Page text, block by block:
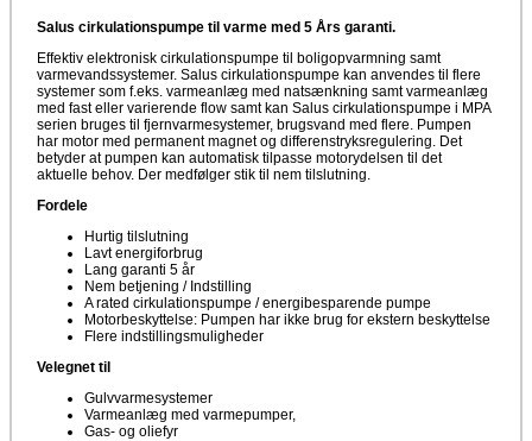
Salus cirkulationspumpe til varme med 5 Års garanti.
Effektiv elektronisk cirkulationspumpe til boligopvarmning samt
varmevandssystemer. Salus cirkulationspumpe kan anvendes til flere
systemer som f.eks. varmeanlæg med natsænkning samt varmeanlæg
med fast eller varierende flow samt kan Salus cirkulationspumpe i MPA
serien bruges til fjernvarmesystemer, brugsvand med flere. Pumpen
har motor med permanent magnet og differenstryksregulering. Det
betyder at pumpen kan automatisk tilpasse motorydelsen til det
aktuelle behov. Der medfølger stik til nem tilslutning.
Fordele
Hurtig tilslutning
Lavt energiforbrug
Lang garanti 5 år
Nem betjening / Indstilling
A rated cirkulationspumpe / energibesparende pumpe
Motorbeskyttelse: Pumpen har ikke brug for ekstern beskyttelse
Flere indstillingsmuligheder
Velegnet til
Gulvvarmesystemer
Varmeanlæg med varmepumper,
Gas- og oliefyr